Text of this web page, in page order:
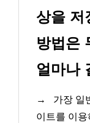
상을 저
방법은
얼마나
→
가장 일
이트를 이